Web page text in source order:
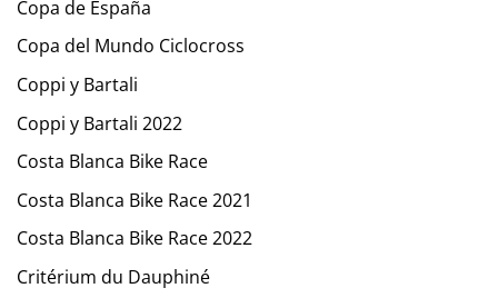
Copa de España
Copa del Mundo Ciclocross
Coppi y Bartali
Coppi y Bartali 2022
Costa Blanca Bike Race
Costa Blanca Bike Race 2021
Costa Blanca Bike Race 2022
Critérium du Dauphiné